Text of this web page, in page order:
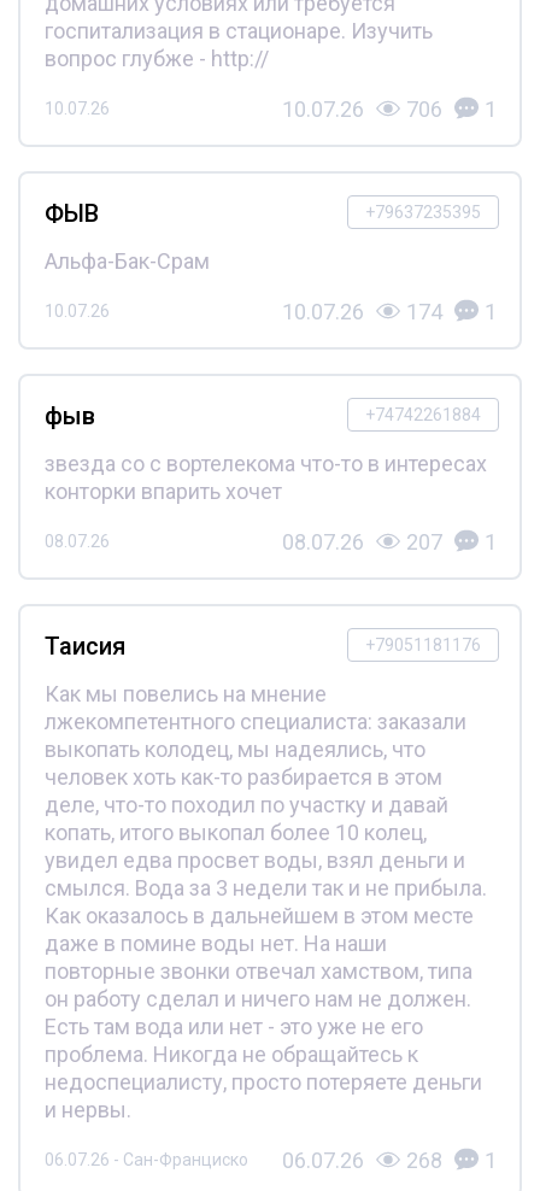
госпитализация в стационаре. Изучить
вопрос глубже - http://
10.07.26 10.07.26 706 1
+79637235395
ФЫВ
Альфа-Бак-Срам
10.07.26 10.07.26 174 1
+74742261884
фыв
звезда со с вортелекома что-то в интересах
конторки впарить хочет
08.07.26 08.07.26 207 1
+79051181176
Таисия
Как мы повелись на мнение
лжекомпетентного специалиста: заказали
выкопать колодец, мы надеялись, что
человек хоть как-то разбирается в этом
деле, что-то походил по участку и давай
копать, итого выкопал более 10 колец,
увидел едва просвет воды, взял деньги и
смылся. Вода за 3 недели так и не прибыла.
Как оказалось в дальнейшем в этом месте
даже в помине воды нет. На наши
повторные звонки отвечал хамством, типа
он работу сделал и ничего нам не должен.
Есть там вода или нет - это уже не его
проблема. Никогда не обращайтесь к
недоспециалисту, просто потеряете деньги
и нервы.
06.07.26 - Сан-Франциско 06.07.26 268 1